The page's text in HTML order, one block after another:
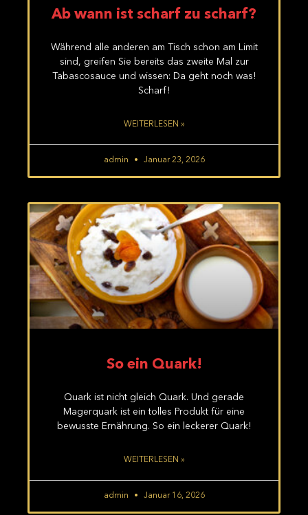
Ab wann ist scharf zu scharf?
Während alle anderen am Tisch schon am Limit
sind, greifen Sie bereits das zweite Mal zur
Tabascosauce und wissen: Da geht noch was!
Scharf!
WEITERLESEN »
admin Januar 23, 2026
So ein Quark!
Quark ist nicht gleich Quark. Und gerade
Magerquark ist ein tolles Produkt für eine
bewusste Ernährung. So ein leckerer Quark!
WEITERLESEN »
admin Januar 16, 2026